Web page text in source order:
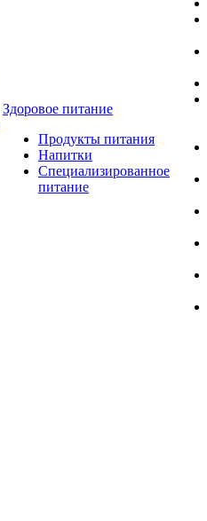
Здоровое питание
Продукты питания
Напитки
Специализированное
питание